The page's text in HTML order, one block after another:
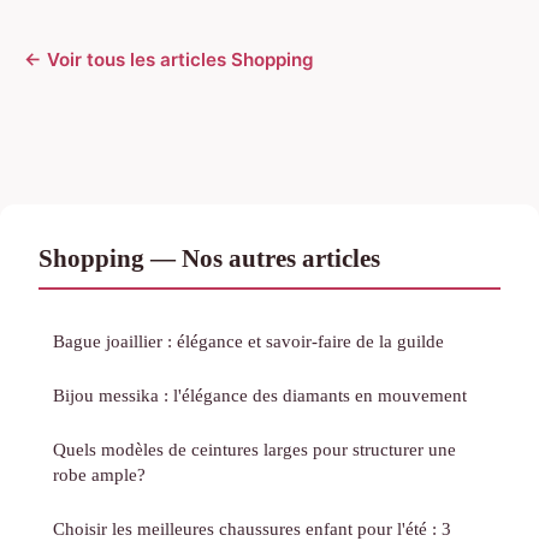
← Voir tous les articles Shopping
Shopping — Nos autres articles
Bague joaillier : élégance et savoir-faire de la guilde
Bijou messika : l'élégance des diamants en mouvement
Quels modèles de ceintures larges pour structurer une
robe ample?
Choisir les meilleures chaussures enfant pour l'été : 3